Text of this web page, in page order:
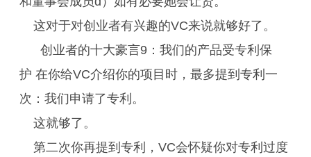
这对于对创业者有兴趣的VC来说就够好了。
创业者的十大豪言9：我们的产品受专利保
护 在你给VC介绍你的项目时，最多提到专利一
次：我们申请了专利。
这就够了。
第二次你再提到专利，VC会怀疑你对专利过度